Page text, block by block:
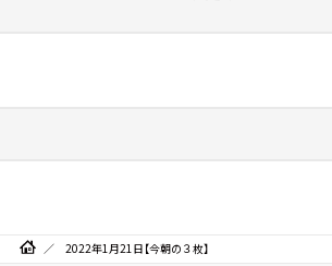
2022年1月21日【今朝の３枚】